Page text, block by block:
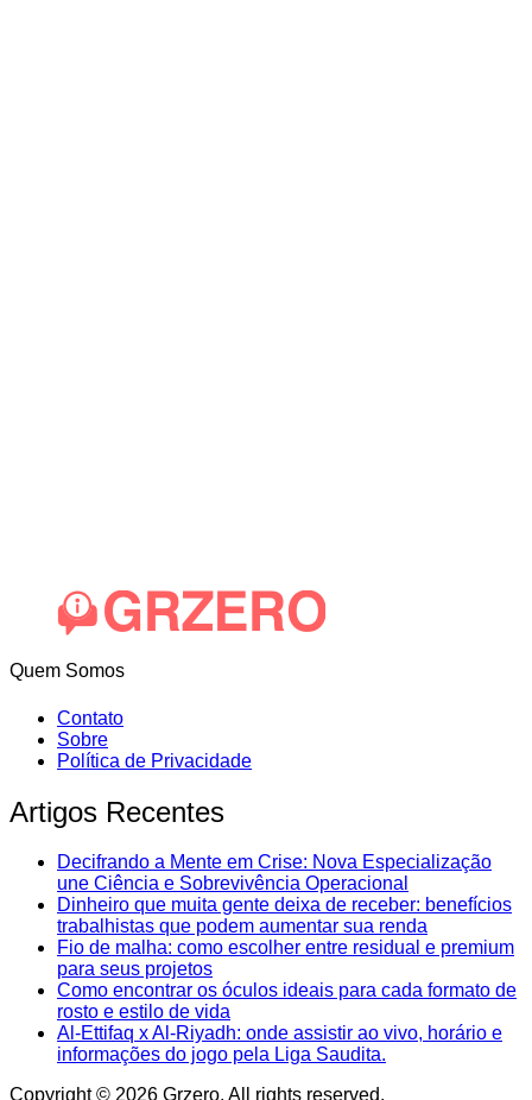
Quem Somos
Contato
Sobre
Política de Privacidade
Artigos Recentes
Decifrando a Mente em Crise: Nova Especialização
une Ciência e Sobrevivência Operacional
Dinheiro que muita gente deixa de receber: benefícios
trabalhistas que podem aumentar sua renda
Fio de malha: como escolher entre residual e premium
para seus projetos
Como encontrar os óculos ideais para cada formato de
rosto e estilo de vida
Al-Ettifaq x Al-Riyadh: onde assistir ao vivo, horário e
informações do jogo pela Liga Saudita.
Copyright © 2026 Grzero. All rights reserved.